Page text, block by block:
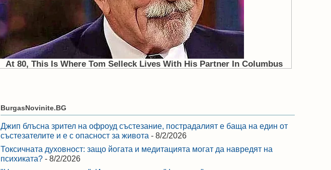
BurgasNovinite.BG
Джип блъсна зрител на офроуд състезание, пострадалият е баща на един от
състезателите и е с опасност за живота - 8/2/2026
Токсичната духовност: защо йогата и медитацията могат да навредят на
психиката? - 8/2/2026